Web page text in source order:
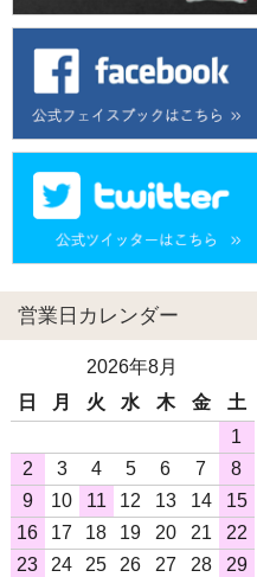
営業日カレンダー
2026年8月
日
月 火 水 木 金
土
1
2
3 4 5 6 7
8
9
10 11 12 13 14
15
16
17 18 19 20 21
22
23
24 25 26 27 28 29